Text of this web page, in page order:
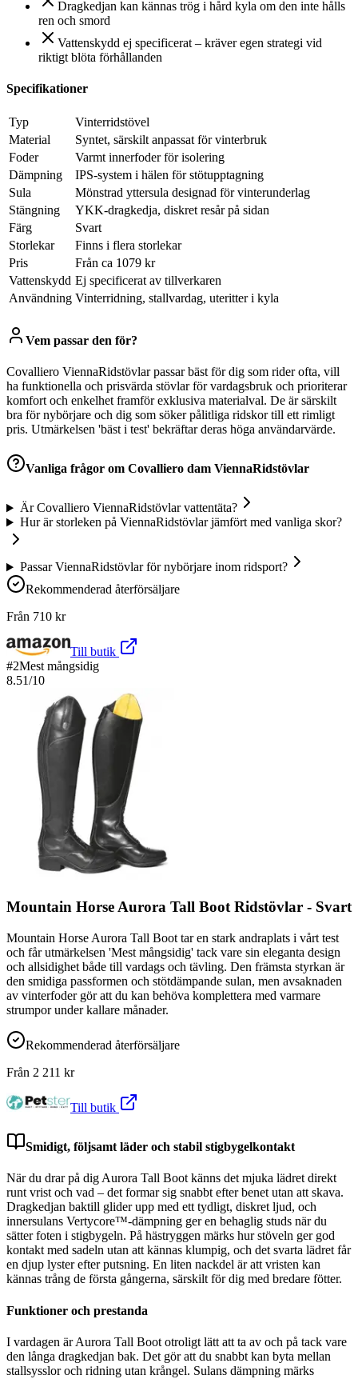
Dragkedjan kan kännas trög i hård kyla om den inte hålls
ren och smord
Vattenskydd ej specificerat – kräver egen strategi vid
riktigt blöta förhållanden
Specifikationer
Typ
Vinterridstövel
Material
Syntet, särskilt anpassat för vinterbruk
Foder
Varmt innerfoder för isolering
Dämpning
IPS-system i hälen för stötupptagning
Sula
Mönstrad yttersula designad för vinterunderlag
Stängning
YKK-dragkedja, diskret resår på sidan
Färg
Svart
Storlekar
Finns i flera storlekar
Pris
Från ca 1079 kr
Vattenskydd Ej specificerat av tillverkaren
Användning Vinterridning, stallvardag, uteritter i kyla
Vem passar den för?
Covalliero ViennaRidstövlar passar bäst för dig som rider ofta, vill
ha funktionella och prisvärda stövlar för vardagsbruk och prioriterar
komfort och enkelhet framför exklusiva materialval. De är särskilt
bra för nybörjare och dig som söker pålitliga ridskor till ett rimligt
pris. Utmärkelsen 'bäst i test' bekräftar deras höga användarvärde.
Vanliga frågor om Covalliero dam ViennaRidstövlar
Är Covalliero ViennaRidstövlar vattentäta?
Hur är storleken på ViennaRidstövlar jämfört med vanliga skor?
Passar ViennaRidstövlar för nybörjare inom ridsport?
Rekommenderad återförsäljare
Från 710 kr
Till butik
#2Mest mångsidig
8.51/10
Mountain Horse Aurora Tall Boot Ridstövlar - Svart
Mountain Horse Aurora Tall Boot tar en stark andraplats i vårt test
och får utmärkelsen 'Mest mångsidig' tack vare sin eleganta design
och allsidighet både till vardags och tävling. Den främsta styrkan är
den smidiga passformen och stötdämpande sulan, men avsaknaden
av vinterfoder gör att du kan behöva komplettera med varmare
strumpor under kallare månader.
Rekommenderad återförsäljare
Från 2 211 kr
Till butik
Smidigt, följsamt läder och stabil stigbygelkontakt
När du drar på dig Aurora Tall Boot känns det mjuka lädret direkt
runt vrist och vad – det formar sig snabbt efter benet utan att skava.
Dragkedjan baktill glider upp med ett tydligt, diskret ljud, och
innersulans Vertycore™-dämpning ger en behaglig studs när du
sätter foten i stigbygeln. På hästryggen märks hur stöveln ger god
kontakt med sadeln utan att kännas klumpig, och det svarta lädret får
en djup lyster efter putsning. En liten nackdel är att vristen kan
kännas trång de första gångerna, särskilt för dig med bredare fötter.
Funktioner och prestanda
I vardagen är Aurora Tall Boot otroligt lätt att ta av och på tack vare
den långa dragkedjan bak. Det gör att du snabbt kan byta mellan
stallsysslor och ridning utan krångel. Sulans dämpning märks